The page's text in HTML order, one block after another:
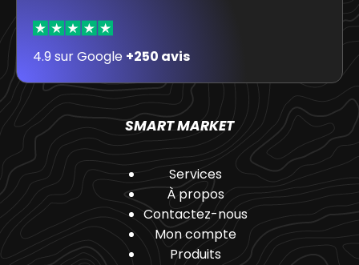
4.9 sur Google +250 avis
SMART MARKET
Services
À propos
Contactez-nous
Mon compte
Produits